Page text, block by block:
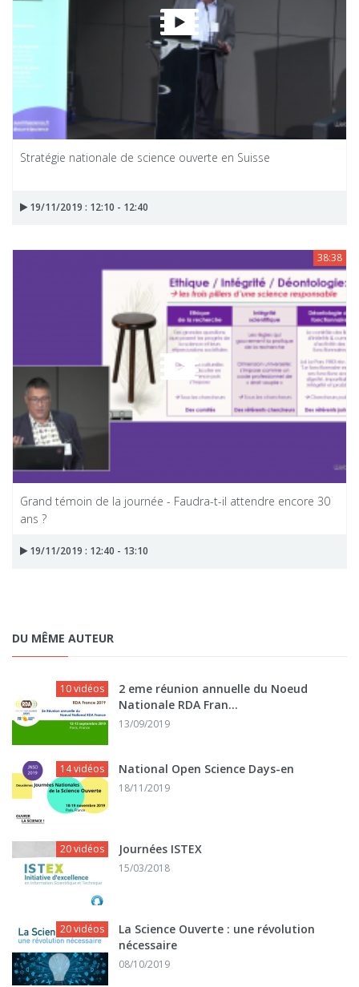
Stratégie nationale de science ouverte en Suisse
19/11/2019 : 12:10 - 12:40
38:38
Grand témoin de la journée - Faudra-t-il attendre encore 30
ans ?
19/11/2019 : 12:40 - 13:10
DU MÊME AUTEUR
10 vidéos
2 eme réunion annuelle du Noeud
Nationale RDA Fran...
13/09/2019
14 vidéos National Open Science Days-en
18/11/2019
20 vidéos Journées ISTEX
15/03/2018
20 vidéos
La Science Ouverte : une révolution
nécessaire
08/10/2019